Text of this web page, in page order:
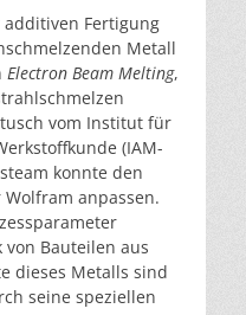
Fertigung
Metall
Electron Beam Melting,
vom Institut für
(IAM-
konnte den
anpassen.
Bauteilen aus
dieses Metalls sind
seine speziellen